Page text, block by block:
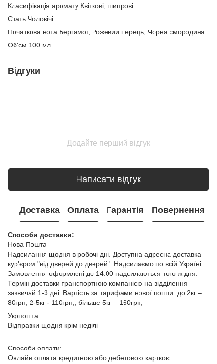
Класифікація аромату Квіткові, шипрові
Стать Чоловічі
Початкова нота Бергамот, Рожевий перець, Чорна смородина
Об'єм 100 мл
Відгуки
Додайте перший відгук
Написати відгук
Доставка Оплата Гарантія Повернення
Способи доставки:
Нова Пошта
Надсилання щодня в робочі дні. Доступна адресна доставка
кур'єром "від дверей до дверей". Надсилаємо по всій Україні.
Замовлення оформлені до 14.00 надсилаються того ж дня.
Термін доставки транспортною компанією на відділення
зазвичай 1-3 дні. Вартість за тарифами нової пошти: до 2кг –
80грн; 2-5кг - 110грн;; більше 5кг – 160грн;
Укрпошта
Відправки щодня крім неділі
Способи оплати:
Онлайн оплата кредитною або дебетовою карткою.